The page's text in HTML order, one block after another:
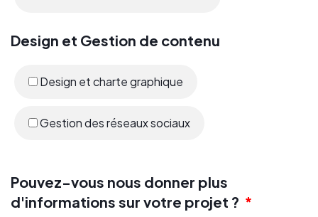
Design et Gestion de contenu
Design et charte graphique
Gestion des réseaux sociaux
Pouvez-vous nous donner plus
d'informations sur votre projet ?